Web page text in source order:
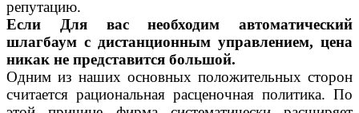
репутацию.
Если Для вас необходим автоматический
шлагбаум с дистанционным управлением, цена
никак не представится большой.
Одним из наших основных положительных сторон
считается рациональная расценочная политика. По